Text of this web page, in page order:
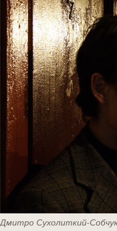
Дмитро Сухолиткий-